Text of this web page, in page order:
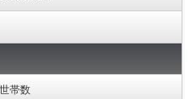
帯数